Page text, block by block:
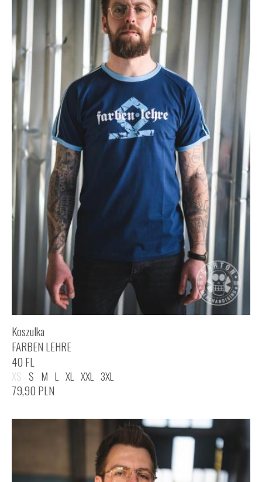
Koszulka
FARBEN LEHRE
40 FL
XS S M L XL XXL 3XL
79,90 PLN